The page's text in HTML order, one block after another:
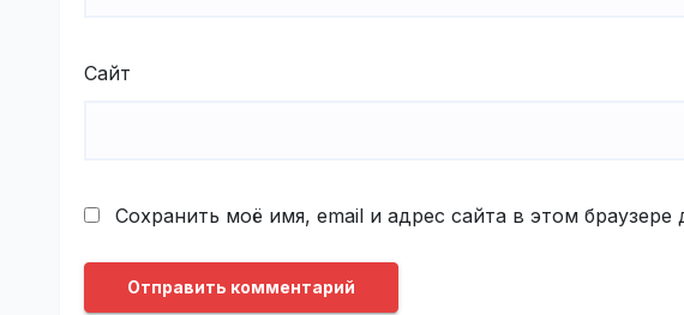
Сайт
Сохранить моё имя, email и адрес сайта в этом